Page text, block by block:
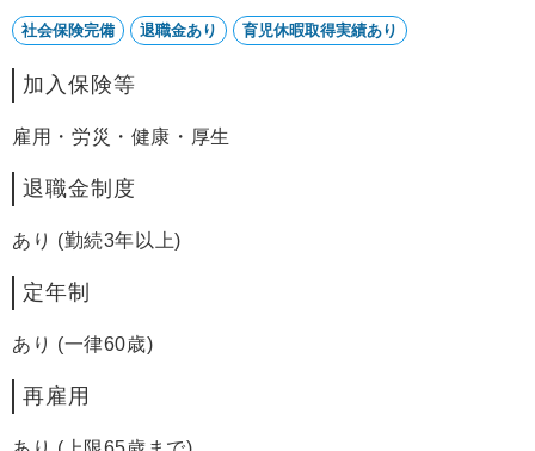
社会保険完備 退職金あり 育児休暇取得実績あり
加入保険等
雇用・労災・健康・厚生
退職金制度
あり (勤続3年以上)
定年制
あり (一律60歳)
再雇用